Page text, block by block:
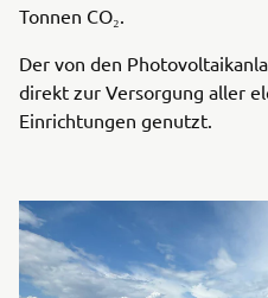
Tonnen CO₂.
Der von den
direkt zur Versorgung aller
Einrichtungen genutzt.